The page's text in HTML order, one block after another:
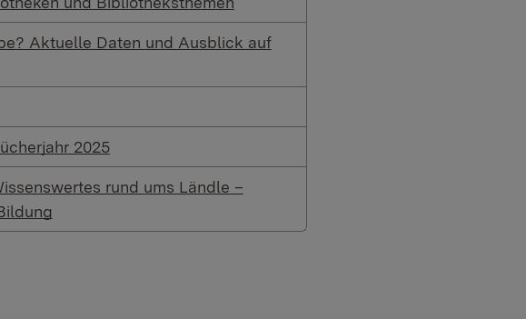
Aktuelle Daten und Ausblick auf
2025
rund ums Ländle –